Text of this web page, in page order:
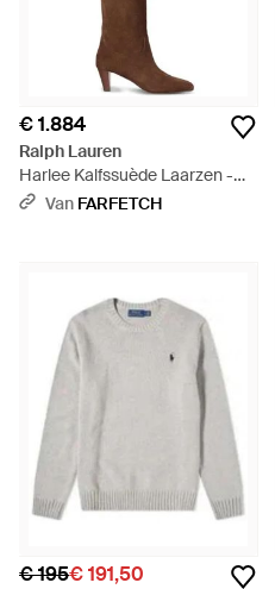
€ 1.884
Ralph Lauren
Harlee Kalfssuède Laarzen -
BruinVan FARFETCH
€ 195€ 191,50